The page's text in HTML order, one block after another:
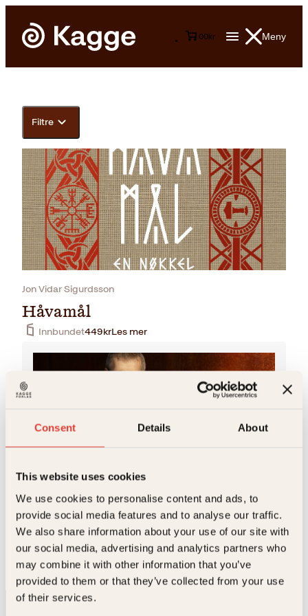
Consent Details About
This website uses cookies
We use cookies to personalise content and ads, to
provide social media features and to analyse our traffic.
We also share information about your use of our site with
our social media, advertising and analytics partners who
may combine it with other information that you’ve
provided to them or that they’ve collected from your use
of their services.
Meny
00kr
Filtre
Jon Vidar Sigurdsson
Håvamål
Innbundet449krLes mer
Jon Vidar Sigurdsson
Jon Vidar Sigurdsson er professor i historie ved
Universitetet i Oslo. Han er ekspert på norrøn
middelalderhistorie, med særlig vekt på vikingtid. Han
har…